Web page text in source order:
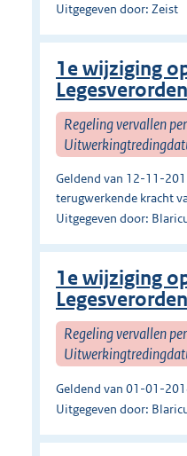
Uitgegeven door: Zeist
1e wijziging
Regeling vervallen
Geldend van 12-11-
terugwerkende kracht
Uitgegeven door:
1e wijziging
Regeling vervallen
Geldend van 01-01-
Uitgegeven door: